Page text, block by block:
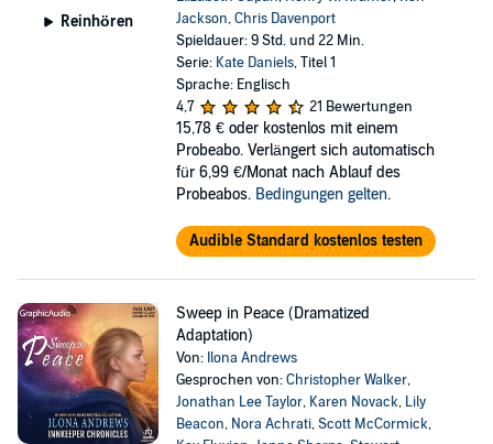
Reinhören
Jackson,Chris Davenport
Spieldauer: 9 Std. und 22 Min.
Serie: Kate Daniels, Titel 1
Sprache: Englisch
4,7
21 Bewertungen
15,78 € oder kostenlos mit einem
Probeabo. Verlängert sich automatisch
für 6,99 €/Monat nach Ablauf des
Probeabos. Bedingungen gelten.
Audible Standard kostenlos testen
Sweep in Peace (Dramatized
Adaptation)
Von: Ilona Andrews
Gesprochen von:Christopher Walker,
Jonathan Lee Taylor, Karen Novack, Lily
Beacon, Nora Achrati,Scott McCormick,